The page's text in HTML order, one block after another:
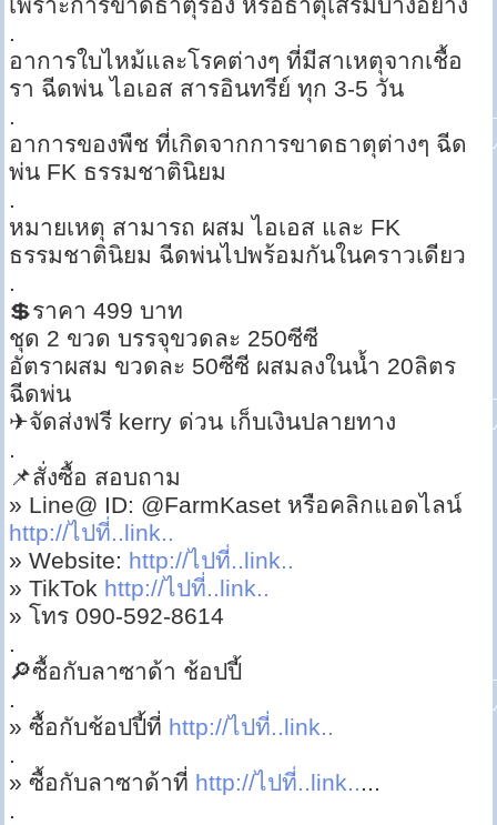
.
อาการใบไหม้และโรคต่างๆ ที่มีสาเหตุจากเชื้อ
รา ฉีดพ่น ไอเอส สารอินทรีย์ ทุก 3-5 วัน
.
อาการของพืช ที่เกิดจากการขาดธาตุต่างๆ ฉีด
พ่น FK ธรรมชาตินิยม
.
หมายเหตุ สามารถ ผสม ไอเอส และ FK
ธรรมชาตินิยม ฉีดพ่นไปพร้อมกันในคราวเดียว
.
💲ราคา 499 บาท
ชุด 2 ขวด บรรจุขวดละ 250ซีซี
อัตราผสม ขวดละ 50ซีซี ผสมลงในน้ำ 20ลิตร
ฉีดพ่น
✈จัดส่งฟรี kerry ด่วน เก็บเงินปลายทาง
.
📌สั่งซื้อ สอบถาม
» Line@ ID: @FarmKaset หรือคลิกแอดไลน์
http://ไปที่..link..
» Website: http://ไปที่..link..
» TikTok http://ไปที่..link..
» โทร 090-592-8614
.
🔎ซื้อกับลาซาด้า ช้อปปี้
.
» ซื้อกับช้อปปี้ที่ http://ไปที่..link..
.
» ซื้อกับลาซาด้าที่ http://ไปที่..link.....
.